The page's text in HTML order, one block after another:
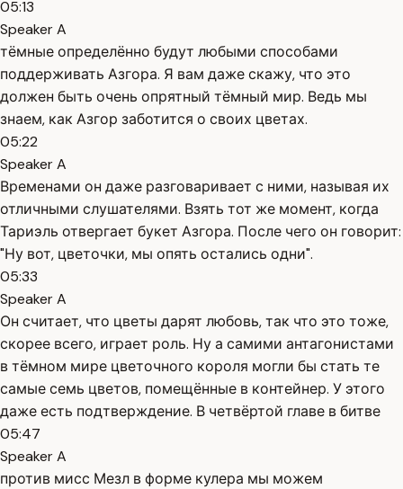
05:13
Speaker A
тёмные определённо будут любыми способами
поддерживать Азгора. Я вам даже скажу, что это
должен быть очень опрятный тёмный мир. Ведь мы
знаем, как Азгор заботится о своих цветах.
05:22
Speaker A
Временами он даже разговаривает с ними, называя их
отличными слушателями. Взять тот же момент, когда
Тариэль отвергает букет Азгора. После чего он говорит:
"Ну вот, цветочки, мы опять остались одни".
05:33
Speaker A
Он считает, что цветы дарят любовь, так что это тоже,
скорее всего, играет роль. Ну а самими антагонистами
в тёмном мире цветочного короля могли бы стать те
самые семь цветов, помещённые в контейнер. У этого
даже есть подтверждение. В четвёртой главе в битве
05:47
Speaker A
против мисс Мезл в форме кулера мы можем